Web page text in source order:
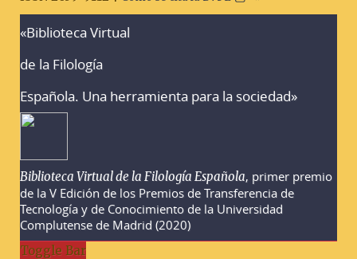
«Biblioteca Virtual
de la Filología
Española. Una herramienta para la sociedad»
Biblioteca Virtual de la Filología Española, primer premio
de la V Edición de los Premios de Transferencia de
Tecnología y de Conocimiento de la Universidad
Complutense de Madrid (2020)
Toggle Bar